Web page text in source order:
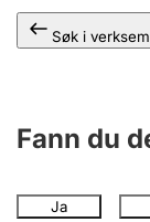
Søk i
Fann du
Ja